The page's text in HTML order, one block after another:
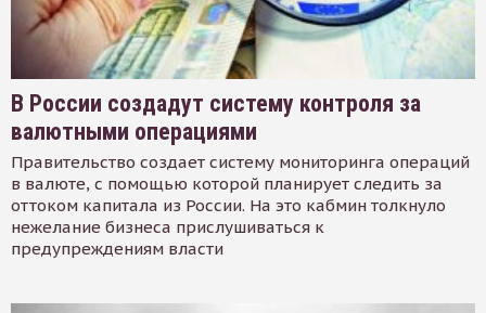
В России создадут систему контроля за
валютными операциями
Правительство создает систему мониторинга операций
в валюте, с помощью которой планирует следить за
оттоком капитала из России. На это кабмин толкнуло
нежелание бизнеса прислушиваться к
предупреждениям власти